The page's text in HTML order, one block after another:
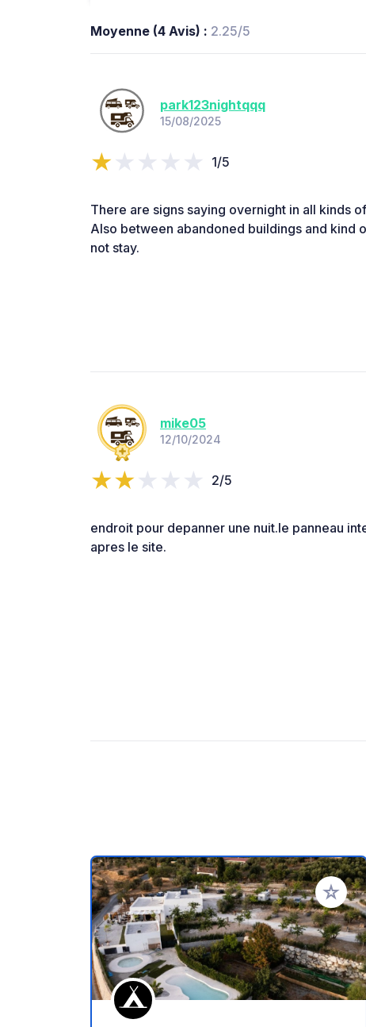
Moyenne (4 Avis) : 2.25/5
park123nightqqq
15/08/2025
1/5
There are signs saying overnight in all kinds
Also between abandoned buildings and kind
not stay.
mike05
12/10/2024
2/5
endroit pour depanner une nuit.le panneau
apres le site.
Ajouter